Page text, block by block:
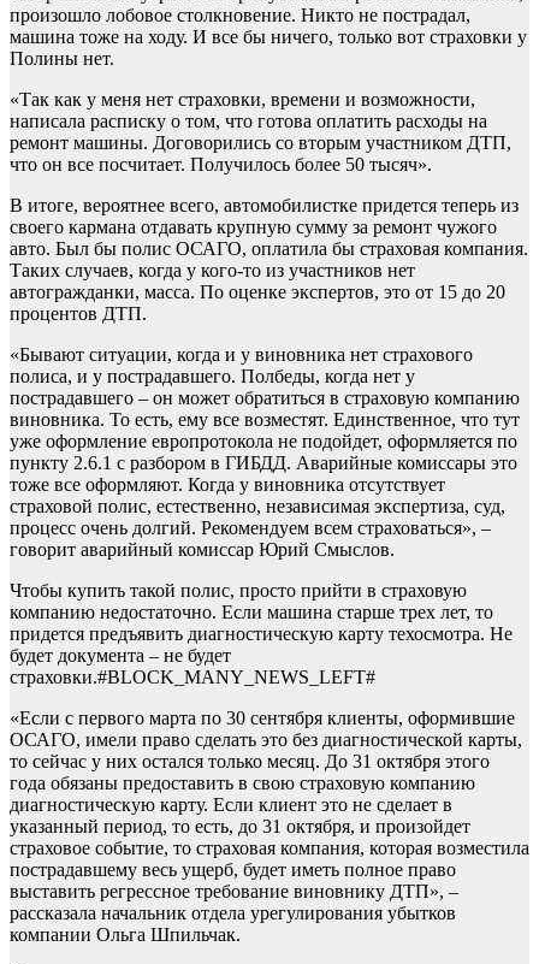
произошло лобовое столкновение. Никто не пострадал,
машина тоже на ходу. И все бы ничего, только вот страховки у
Полины нет.
«Так как у меня нет страховки, времени и возможности,
написала расписку о том, что готова оплатить расходы на
ремонт машины. Договорились со вторым участником ДТП,
что он все посчитает. Получилось более 50 тысяч».
В итоге, вероятнее всего, автомобилистке придется теперь из
своего кармана отдавать крупную сумму за ремонт чужого
авто. Был бы полис ОСАГО, оплатила бы страховая компания.
Таких случаев, когда у кого-то из участников нет
автогражданки, масса. По оценке экспертов, это от 15 до 20
процентов ДТП.
«Бывают ситуации, когда и у виновника нет страхового
полиса, и у пострадавшего. Полбеды, когда нет у
пострадавшего – он может обратиться в страховую компанию
виновника. То есть, ему все возместят. Единственное, что тут
уже оформление европротокола не подойдет, оформляется по
пункту 2.6.1 с разбором в ГИБДД. Аварийные комиссары это
тоже все оформляют. Когда у виновника отсутствует
страховой полис, естественно, независимая экспертиза, суд,
процесс очень долгий. Рекомендуем всем страховаться», –
говорит аварийный комиссар Юрий Смыслов.
Чтобы купить такой полис, просто прийти в страховую
компанию недостаточно. Если машина старше трех лет, то
придется предъявить диагностическую карту техосмотра. Не
будет документа – не будет
страховки.#BLOCK_MANY_NEWS_LEFT#
«Если с первого марта по 30 сентября клиенты, оформившие
ОСАГО, имели право сделать это без диагностической карты,
то сейчас у них остался только месяц. До 31 октября этого
года обязаны предоставить в свою страховую компанию
диагностическую карту. Если клиент это не сделает в
указанный период, то есть, до 31 октября, и произойдет
страховое событие, то страховая компания, которая возместила
пострадавшему весь ущерб, будет иметь полное право
выставить регрессное требование виновнику ДТП», –
рассказала начальник отдела урегулирования убытков
компании Ольга Шпильчак.